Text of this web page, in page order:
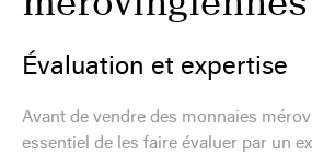
Évaluation et expertise
Avant de vendre des monnaies
essentiel de les faire évaluer par un